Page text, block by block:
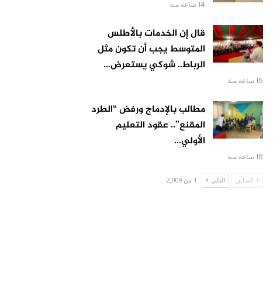
14 ساعة منذ
قال إن الخدمات بالأطلس
المتوسط يجب أن تكون مثل
الرباط.. شوكي يستعرض…
15 ساعة منذ
مطالب بالإدماج ورفض “الطرد
المقنع”.. عقود التعليم
الأولي…
16 ساعة منذ
السابق التالي 1 من 2,009